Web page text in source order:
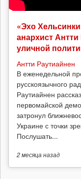
«Эхо
анархист
уличной
Антти Раутиайнен
В еженедельной
русскоязычного
Раутиайнен
первомайской
затронул
Украине с точки
Послушать...
2 месяцаназад